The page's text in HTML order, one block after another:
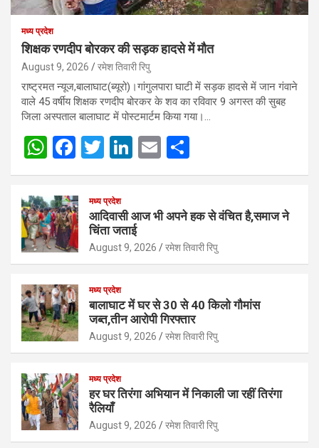
मध्य प्रदेश
शिक्षक रणदीप बोरकर की सड़क हादसे में मौत
August 9, 2026 रमेश तिवारी रिपु
राष्ट्रमत न्यूज,बालाघाट(ब्यूरो)।गांगुलपारा घाटी में सड़क हादसे में जान गंवाने
वाले 45 वर्षीय शिक्षक रणदीप बोरकर के शव का रविवार 9 अगस्त की सुबह
जिला अस्पताल बालाघाट में पोस्टमार्टम किया गया।…
W
h
at
s
A
p
p
F
a
ce
b
o
o
k
T
wi
tt
er
Li
n
dI
n
E
m h
e
मध्य प्रदेश
आदिवासी आज भी अपने हक से वंचित है,समाज ने
चिंता जताई
August 9, 2026 रमेश तिवारी रिपु
मध्य प्रदेश
बालाघाट में घर से 30 से 40 किलो गौमांस
जब्त,तीन आरोपी गिरफ्तार
August 9, 2026 रमेश तिवारी रिपु
मध्य प्रदेश
हर घर तिरंगा अभियान में निकाली जा रहीं तिरंगा
रैलियाँ
August 9, 2026 रमेश तिवारी रिपु